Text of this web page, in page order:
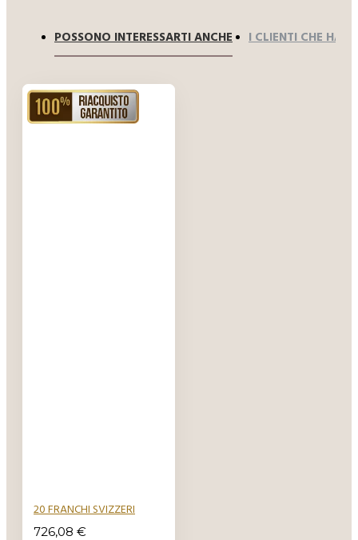
POSSONO INTERESSARTI ANCHE I CLIENTI CHE
RIACQUISTO GARANTITO
20 FRANCHI SVIZZERI
726,08 €